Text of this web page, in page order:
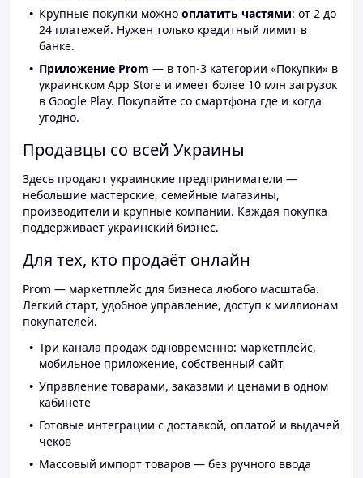
Крупные покупки можно оплатить частями: от 2 до
24 платежей. Нужен только кредитный лимит в
банке.
Приложение Prom — в топ-3 категории «Покупки» в
украинском App Store и имеет более 10 млн загрузок
в Google Play. Покупайте со смартфона где и когда
угодно.
Продавцы со всей Украины
Здесь продают украинские предприниматели —
небольшие мастерские, семейные магазины,
производители и крупные компании. Каждая покупка
поддерживает украинский бизнес.
Для тех, кто продаёт онлайн
Prom — маркетплейс для бизнеса любого масштаба.
Лёгкий старт, удобное управление, доступ к миллионам
покупателей.
Три канала продаж одновременно: маркетплейс,
мобильное приложение, собственный сайт
Управление товарами, заказами и ценами в одном
кабинете
Готовые интеграции с доставкой, оплатой и выдачей
чеков
Массовый импорт товаров — без ручного ввода